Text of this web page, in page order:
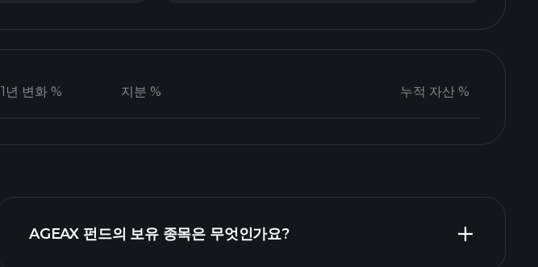
1년 변화 % 지분 % 누적 자산 %
AGEAX 펀드의 보유 종목은 무엇인가요?